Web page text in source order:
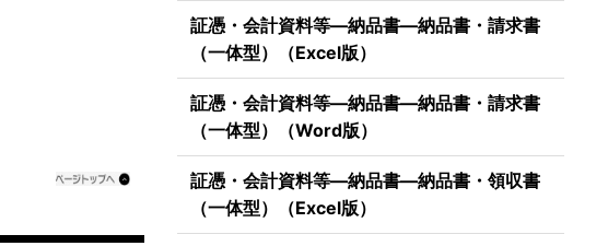
証憑・会計資料等―納品書―納品書・請求書
（一体型）（Excel版）
証憑・会計資料等―納品書―納品書・請求書
（一体型）（Word版）
証憑・会計資料等―納品書―納品書・領収書
（一体型）（Excel版）